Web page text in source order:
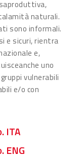
naturali.
sono informali.
e sicuri, rientra
e,
uno
vulnerabili
e/o con
ITA
ENG